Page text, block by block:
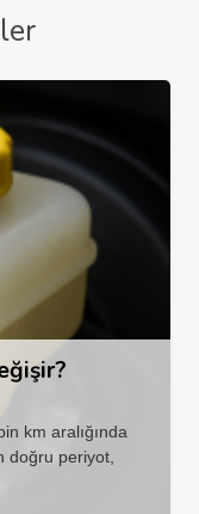
km aralığında
doğru periyot,